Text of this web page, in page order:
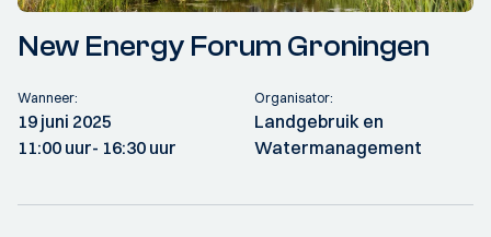
New Energy Forum Groningen
Wanneer:
19 juni 2025
11:00 uur- 16:30 uur
Organisator:
Landgebruik en
Watermanagement